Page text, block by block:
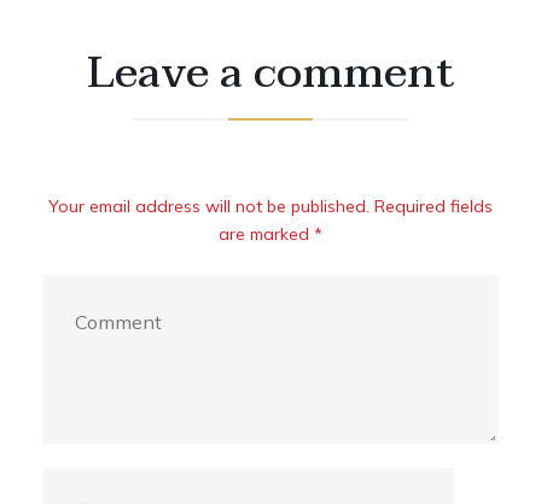
Leave a comment
Your email address will not be published. Required fields
are marked *